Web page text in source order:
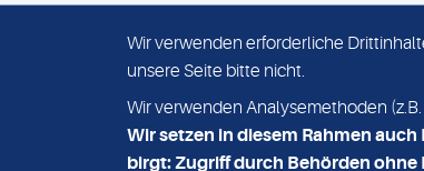
IMPRESSUM
Wir verwenden erforderliche
unsere Seite bitte nicht.
Wir verwenden Analysemethoden
Wir setzen in diesem Rahmen
birgt: Zugriff durch Behörden